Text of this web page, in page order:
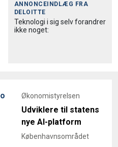
ANNONCEINDLÆG FRA
DELOITTE
Teknologi i sig selv forandrer
ikke noget:
Økonomistyrelsen
Udviklere til statens
nye AI-platform
Københavnsområdet